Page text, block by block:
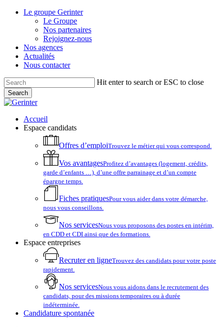
Skip
Le groupe Gerinter
Le Groupe
Nos partenaires
Rejoignez-nous
Nos agences
Actualités
Nous contacter
Hit enter to search or ESC to close
Search
Close
account
Menu
Accueil
Espace candidats
Offres d’emploiTrouvez le métier qui vous correspond.
Vos avantagesProfitez d’avantages (logement, crédits,
garde d’enfants …), d’une offre parrainage et d’un compte
épargne temps.
Fiches pratiquesPour vous aider dans votre démarche,
nous vous conseillons.
Nos servicesNous vous proposons des postes en intérim,
en CDD et CDI ainsi que des formations.
Espace entreprises
Recruter en ligneTrouvez des candidats pour votre poste
rapidement.
Nos servicesNous vous aidons dans le recrutement des
candidats, pour des missions temporaires ou à durée
indéterminée.
Candidature spontanée